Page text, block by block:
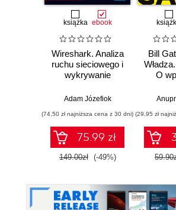
książka ebook
Wireshark. Analiza
ruchu sieciowego i
wykrywanie
Adam Józefiok
(74,50 zł najniższa cena z 30 dni)
75.99 zł
149.00zł (-49%)
Bill
O
(29,95 zł